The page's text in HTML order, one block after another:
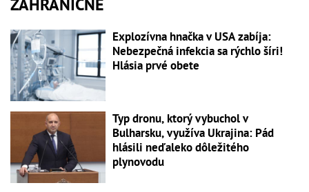
ZAHRANIČNÉ
Explozívna hnačka v USA zabíja:
Nebezpečná infekcia sa rýchlo šíri!
Hlásia prvé obete
Typ dronu, ktorý vybuchol v
Bulharsku, využíva Ukrajina: Pád
hlásili neďaleko dôležitého
plynovodu